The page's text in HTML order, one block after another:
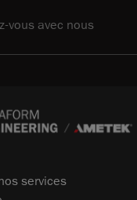
vous avec nous
services